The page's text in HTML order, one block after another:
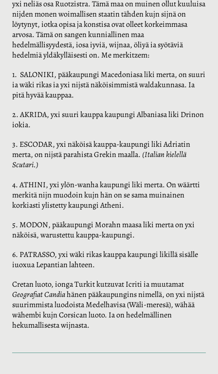
yxi neliäs osa Ruotzistra. Tämä maa on muinen ollut kuuluisa
nijden monen woimallisen staatin tähden kujn sijnä on
löytynyt, iotka opisa ja konstisa ovat olleet korkeimmasa
arvosa. Tämä on sangen kunniallinen maa
hedelmällisyydestä, iosa iyviä, wijnaa, öliyä ia syötäviä
hedelmiä yldäkylläisesti on. Me merkitzem:
1. SALONIKI, pääkaupungi Macedoniasa liki merta, on suuri
ia wäki rikas ia yxi nijstä näköisimmistä waldakunnasa. Ia
pitä hyvää kauppaa.
2. AKRIDA, yxi suuri kauppa kaupungi Albaniasa liki Drinon
iokia.
3. ESCODAR, yxi näköisä kauppa-kaupungi liki Adriatin
merta, on nijstä parahista Grekin maalla. (Italian kielellä
Scutari.)
4. ATHINI, yxi ylön-wanha kaupungi liki merta. On wäärtti
merkitä nijn muodoin kujn hän on se sama muinainen
korkiasti ylistetty kaupungi Atheni.
5. MODON, pääkaupungi Morahn maasa liki merta on yxi
näköisä, warustettu kauppa-kaupungi.
6. PATRASSO, yxi wäki rikas kauppa kaupungi likillä sisälle
iuoxua Lepantian lahteen.
Cretan luoto, ionga Turkit kutzuvat Icriti ia muutamat
Geografiat Candiahänen pääkaupungins nimellä, on yxi nijstä
suurimmista luodoista Medelhavisa (Wäli-meresä), wähää
wähembi kujn Corsican luoto. Ia on hedelmällinen
hekumallisesta wijnasta.